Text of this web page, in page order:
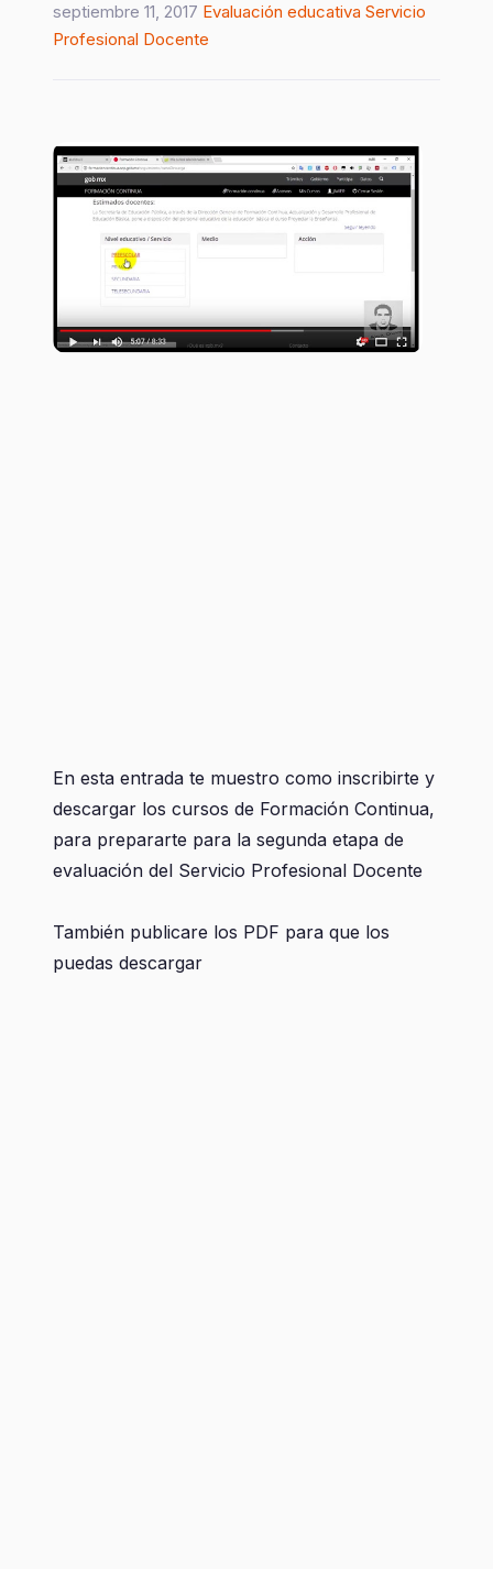
septiembre 11, 2017 Evaluación educativa Servicio
Profesional Docente
En esta entrada te muestro como inscribirte y
descargar los cursos de Formación Continua,
para prepararte para la segunda etapa de
evaluación del Servicio Profesional Docente
También publicare los PDF para que los
puedas descargar